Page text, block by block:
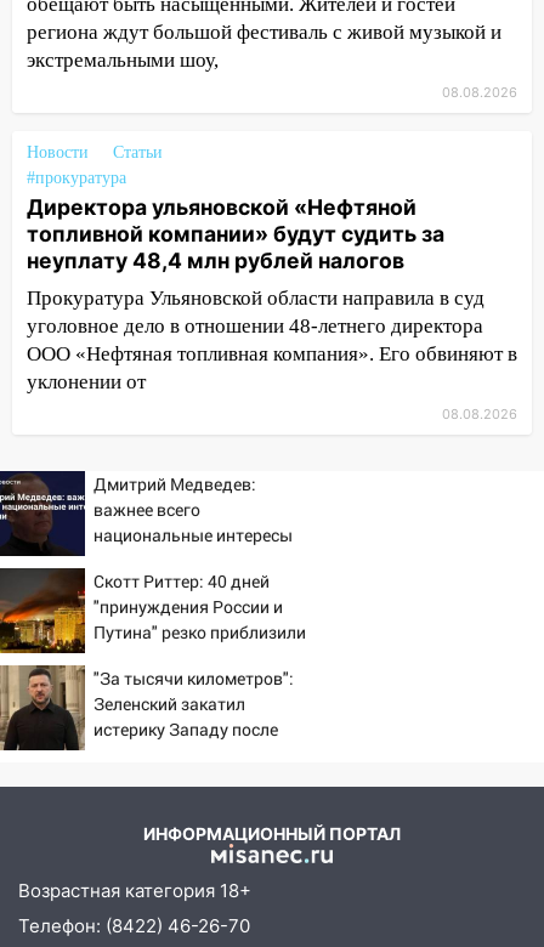
10:11 Директора ульяновской
«Нефтяной топливной компании» будут
судить за неуплату 48,4 млн рублей
велосипедисты, мотоциклисты и
пешеходы. Обзор крупных аварий в
Ульяновской области
08:30 Поджог со свечой, 16 сгоревших
домов и выстрел за водку
07:50 Какая погоды будет днем 8
августа
05:18
Судьба готовит сюрприз: гороскоп
на 8 августа — кому повезет с
деньгами, а кого ждет неожиданная
встреча
04:47
В Ульяновской области объявили
ракетную опасность: звучат сирены
07.08.2026
20:40
Ульяновские аграрии смогут
купить тракторы с отсрочкой платежа
до декабря
В следственном управлении
состоялось торжественное
мероприятие, приуроченное к
празднованию Дня сотрудника органов
следствия Российской Федерации
региона ждут большой фестиваль с живой музыкой и
экстремальными шоу,
08.08.2026
Новости
Статьи
#прокуратура
Директора ульяновской «Нефтяной
топливной компании» будут судить за
неуплату 48,4 млн рублей налогов
Прокуратура Ульяновской области направила в суд
уголовное дело в отношении 48-летнего директора
ООО «Нефтяная топливная компания». Его обвиняют в
уклонении от
08.08.2026
Дмитрий Медведев:
важнее всего
национальные интересы
Скотт Риттер: 40 дней
"принуждения России и
Путина" резко приблизили
"За тысячи километров":
Зеленский закатил
истерику Западу после
ИНФОРМАЦИОННЫЙ ПОРТАЛ
Возрастная категория 18+
Телефон: (8422) 46-26-70